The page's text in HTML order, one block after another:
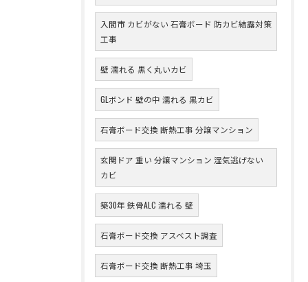
入間市 カビがない 石膏ボード 防カビ結露対策
工事
壁 濡れる 黒く丸いカビ
GLボンド 壁の中 濡れる 黒カビ
石膏ボード交換 断熱工事 分譲マンション
玄関ドア 重い 分譲マンション 湿気逃げない
カビ
築30年 鉄骨ALC 濡れる 壁
石膏ボード交換 アスベスト調査
石膏ボード交換 断熱工事 埼玉